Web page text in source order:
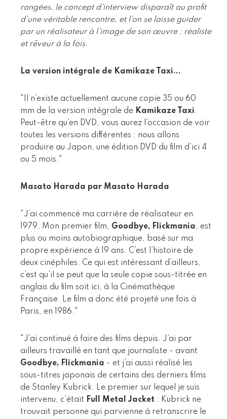
rangées, le concept d’interview disparaît au profit
d’une véritable rencontre, et l’on se laisse guider
par un réalisateur à l’image de son œuvre : réaliste
et rêveur à la fois.
La version intégrale de Kamikaze Taxi...
"Il n’existe actuellement aucune copie 35 ou 60
mm de la version intégrale de Kamikaze Taxi.
Peut-être qu’en DVD, vous aurez l’occasion de voir
toutes les versions différentes : nous allons
produire au Japon, une édition DVD du film d’ici 4
ou 5 mois."
Masato Harada par Masato Harada
"J’ai commencé ma carrière de réalisateur en
1979. Mon premier film, Goodbye, Flickmania, est
plus ou moins autobiographique, basé sur ma
propre expérience à 19 ans. C’est l’histoire de
deux cinéphiles. Ce qui est intéressant d’ailleurs,
c’est qu’il se peut que la seule copie sous-titrée en
anglais du film soit ici, à la Cinémathèque
Française. Le film a donc été projeté une fois à
Paris, en 1986."
"J’ai continué à faire des films depuis. J’ai par
ailleurs travaillé en tant que journaliste - avant
Goodbye, Flickmania - et j’ai aussi réalisé les
sous-titres japonais de certains des derniers films
de Stanley Kubrick. Le premier sur lequel je suis
intervenu, c’était Full Metal Jacket : Kubrick ne
trouvait personne qui parvienne à retranscrire le